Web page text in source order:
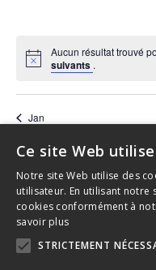
Aucun résultat trouvé
suivants .
Jan
Ce site Web
Notre site Web utilise des
utilisateur. En utilisant notre
cookies conformément à
savoir plus
STRICTEMENT